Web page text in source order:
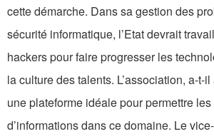
cette démarche. Dans sa gestion des
sécurité informatique, l’Etat devrait
hackers pour faire progresser les
la culture des talents. L’association, a-t-
une plateforme idéale pour permettre
d’informations dans ce domaine. Le